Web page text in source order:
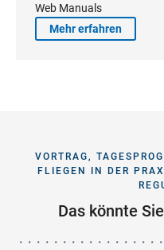
Web Manuals
Mehr erfahren
VORTRAG,
FLIEGEN IN DER
Das könnte